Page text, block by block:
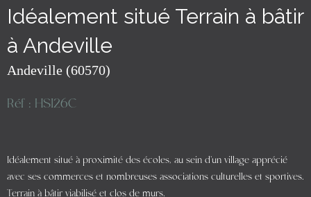
Idéalement situé Terrain à bâtir
à Andeville
Andeville (60570)
Réf : HSI26C
Idéalement situé à proximité des écoles, au sein d'un village apprécié
avec ses commerces et nombreuses associations culturelles et sportives.
Terrain à bâtir viabilisé et clos de murs.